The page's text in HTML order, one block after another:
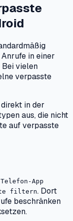
in einer
Bei vielen
verpasste
in der
aus, die nicht
auf verpasste
Telefon-App
filtern. Dort
beschränken